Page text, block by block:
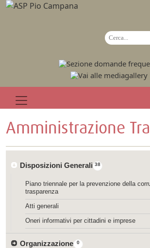
Amministrazione
38
Disposizioni Generali
Piano triennale per la prevenzione della
trasparenza
Atti generali
Oneri informativi per cittadini e imprese
0
Organizzazione